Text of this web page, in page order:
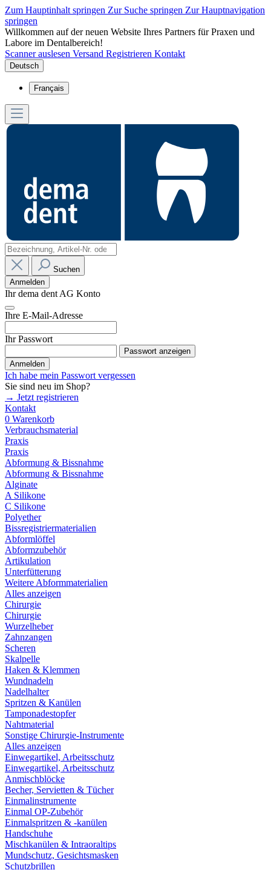
Zum Hauptinhalt springen Zur Suche springen Zur Hauptnavigation
springen
Willkommen auf der neuen Website Ihres Partners für Praxen und
Labore im Dentalbereich!
Scanner auslesen Versand Registrieren Kontakt
Deutsch
Français
Suchen
Anmelden
Ihr dema dent AG Konto
Ihre E-Mail-Adresse
Ihr Passwort
Passwort anzeigen
Anmelden
Ich habe mein Passwort vergessen
Sie sind neu im Shop?
→ Jetzt registrieren
Kontakt
0 Warenkorb
Verbrauchsmaterial
Praxis
Praxis
Abformung & Bissnahme
Abformung & Bissnahme
Alginate
A Silikone
C Silikone
Polyether
Bissregistriermaterialien
Abformlöffel
Abformzubehör
Artikulation
Unterfütterung
Weitere Abformmaterialien
Alles anzeigen
Chirurgie
Chirurgie
Wurzelheber
Zahnzangen
Scheren
Skalpelle
Haken & Klemmen
Wundnadeln
Nadelhalter
Spritzen & Kanülen
Tamponadestopfer
Nahtmaterial
Sonstige Chirurgie-Instrumente
Alles anzeigen
Einwegartikel, Arbeitsschutz
Einwegartikel, Arbeitsschutz
Anmischblöcke
Becher, Servietten & Tücher
Einmalinstrumente
Einmal OP-Zubehör
Einmalspritzen & -kanülen
Handschuhe
Mischkanülen & Intraoraltips
Mundschutz, Gesichtsmasken
Schutzbrillen